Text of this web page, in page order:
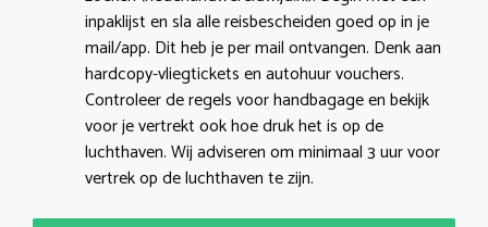
inpaklijst en sla alle reisbescheiden goed op in je
mail/app. Dit heb je per mail ontvangen. Denk aan
hardcopy-vliegtickets en autohuur vouchers.
Controleer de regels voor handbagage en bekijk
voor je vertrekt ook hoe druk het is op de
luchthaven. Wij adviseren om minimaal 3 uur voor
vertrek op de luchthaven te zijn.